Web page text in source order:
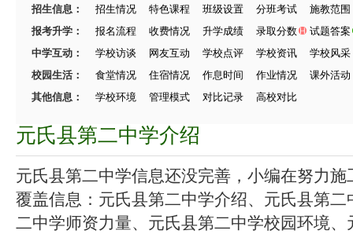
招生信息：
招生情况 特色课程 班级设置 分班考试
施教范围
报考升学：
报名流程 收费情况 升学成绩 录取分数
试题答案
中学互动：
学校访谈 网友互动 学校点评 学校资讯
学校风采
校园生活：
食堂情况 住宿情况 作息时间 作业情况
课外活动
其他信息：
学校环境 管理模式 对比记录 高校对比
元氏县第二中学介绍
元氏县第二中学信息还没完善，小编在努力施
覆盖信息：元氏县第二中学介绍、元氏县第
二中学师资力量、元氏县第二中学校园环境